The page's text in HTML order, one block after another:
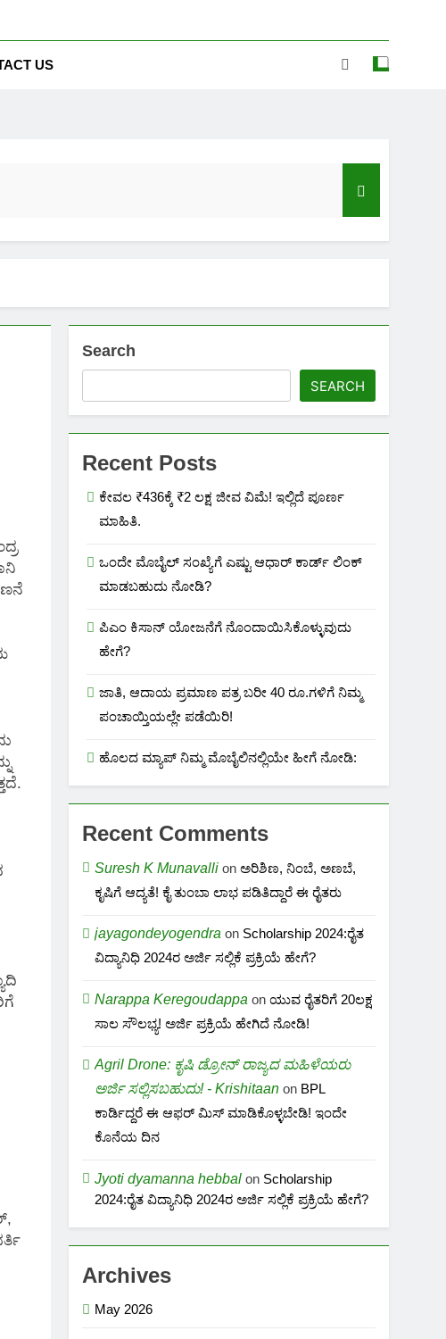
US
ಕಾರ್ಡ್‌ಗೆ ಎಷ್ಟು ಮೊಬೈಲ್ ನಂಬರ ಲಿಂಕ್ ಇದೆ ಗೊತ್ತಾ!
Search
SEARCH
Recent Posts
ಕೇವಲ ₹436ಕ್ಕೆ ₹2 ಲಕ್ಷ ಜೀವ ವಿಮೆ! ಇಲ್ಲಿದೆ ಪೂರ್ಣ
ಮಾಹಿತಿ.
ಒಂದೇ ಮೊಬೈಲ್ ಸಂಖ್ಯೆಗೆ ಎಷ್ಟು ಆಧಾರ್ ಕಾರ್ಡ್ ಲಿಂಕ್
ಮಾಡಬಹುದು ನೋಡಿ?
ಪಿಎಂ ಕಿಸಾನ್ ಯೋಜನೆಗೆ ನೊಂದಾಯಿಸಿಕೊಳ್ಳುವುದು
ಹೇಗೆ?
ಜಾತಿ, ಆದಾಯ ಪ್ರಮಾಣ ಪತ್ರ ಬರೀ 40 ರೂ.ಗಳಿಗೆ ನಿಮ್ಮ
ಪಂಚಾಯ್ತಿಯಲ್ಲೇ ಪಡೆಯಿರಿ!
ಹೊಲದ ಮ್ಯಾಪ್ ನಿಮ್ಮ ಮೊಬೈಲಿನಲ್ಲಿಯೇ ಹೀಗೆ ನೋಡಿ:
Recent Comments
Suresh K Munavalli onಅರಿಶಿಣ, ನಿಂಬೆ, ಅಣಬೆ,
ಕೃಷಿಗೆ ಆದ್ಯತೆ! ಕೈ ತುಂಬಾ ಲಾಭ ಪಡಿತಿದ್ದಾರೆ ಈ ರೈತರು
jayagondeyogendra on Scholarship 2024:ರೈತ
ವಿದ್ಯಾನಿಧಿ 2024ರ ಅರ್ಜಿ ಸಲ್ಲಿಕೆ ಪ್ರಕ್ರಿಯೆ ಹೇಗೆ?
Narappa Keregoudappa onಯುವ ರೈತರಿಗೆ 20ಲಕ್ಷ
ಸಾಲ ಸೌಲಭ್ಯ! ಅರ್ಜಿ ಪ್ರಕ್ರಿಯೆ ಹೇಗಿದೆ ನೋಡಿ!
Agril Drone: ಕೃಷಿ ಡ್ರೋನ್ ರಾಜ್ಯದ ಮಹಿಳೆಯರು
ಅರ್ಜಿ ಸಲ್ಲಿಸಬಹುದು! - Krishitaan on BPL
ಕಾರ್ಡಿದ್ದರೆ ಈ ಆಫರ್ ಮಿಸ್ ಮಾಡಿಕೊಳ್ಳಬೇಡಿ! ಇಂದೇ
ಕೊನೆಯ ದಿನ
Jyoti dyamanna hebbal on Scholarship
2024:ರೈತ ವಿದ್ಯಾನಿಧಿ 2024ರ ಅರ್ಜಿ ಸಲ್ಲಿಕೆ ಪ್ರಕ್ರಿಯೆ ಹೇಗೆ?
Archives
May 2026